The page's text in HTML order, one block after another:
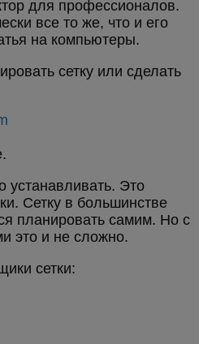
для профессионалов.
все то же, что и его
на компьютеры.
сетку или сделать
устанавливать. Это
Сетку в большинстве
планировать самим. Но с
это и не сложно.
сетки: